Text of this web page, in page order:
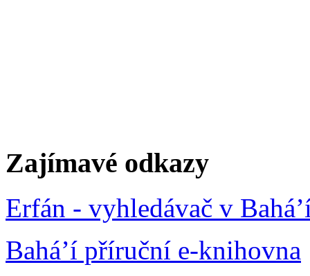
Zajímavé odkazy
Erfán - vyhledávač v
Bahá’í příruční e-knihovna